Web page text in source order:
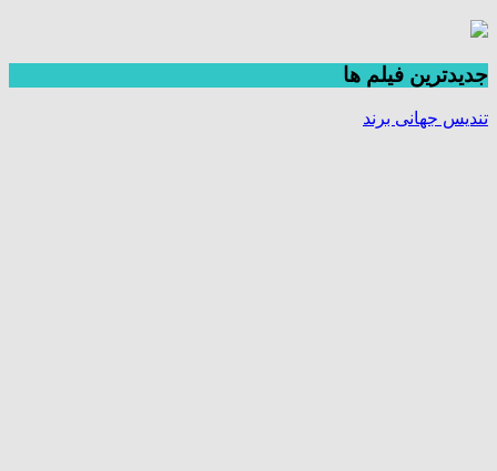
جديدترين فیلم ها
تندیس جهانی برند